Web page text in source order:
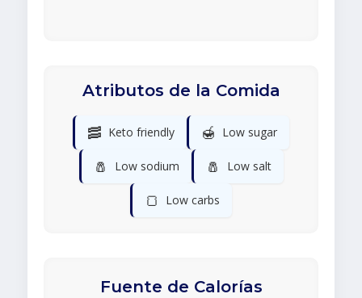
Atributos de la Comida
🥓 Keto friendly 🍯 Low sugar
🧂 Low sodium 🧂 Low salt
🍞 Low carbs
Fuente de Calorías